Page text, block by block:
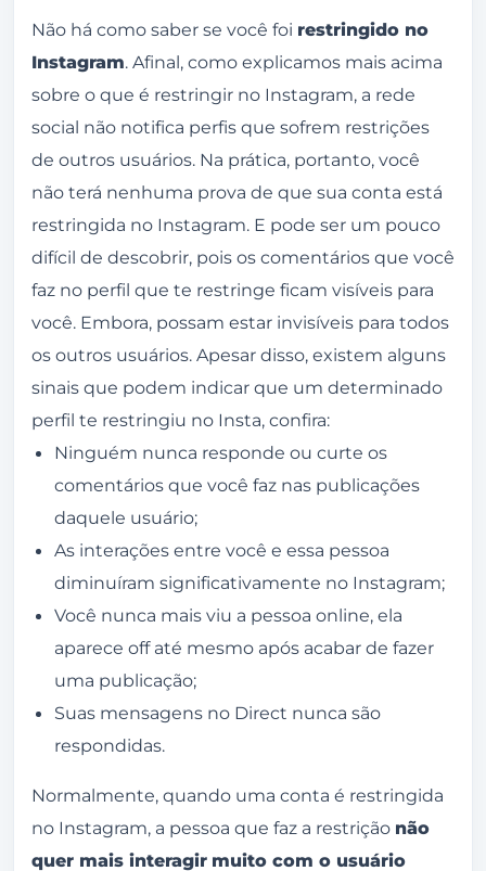
Não há como saber se você foi restringido no
Instagram. Afinal, como explicamos mais acima
sobre o que é restringir no Instagram, a rede
social não notifica perfis que sofrem restrições
de outros usuários. Na prática, portanto, você
não terá nenhuma prova de que sua conta está
restringida no Instagram. E pode ser um pouco
difícil de descobrir, pois os comentários que você
faz no perfil que te restringe ficam visíveis para
você. Embora, possam estar invisíveis para todos
os outros usuários. Apesar disso, existem alguns
sinais que podem indicar que um determinado
perfil te restringiu no Insta, confira:
Ninguém nunca responde ou curte os
comentários que você faz nas publicações
daquele usuário;
As interações entre você e essa pessoa
diminuíram significativamente no Instagram;
Você nunca mais viu a pessoa online, ela
aparece off até mesmo após acabar de fazer
uma publicação;
Suas mensagens no Direct nunca são
respondidas.
Normalmente, quando uma conta é restringida
no Instagram, a pessoa que faz a restrição não
quer mais interagir muito com o usuário